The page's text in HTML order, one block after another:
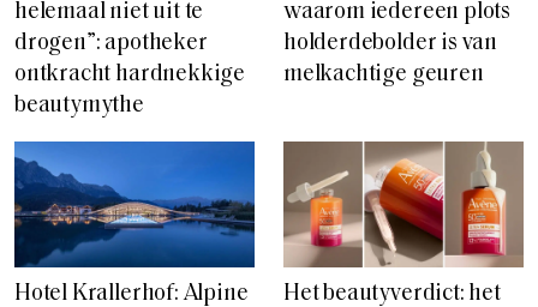
helemaal niet uit te
drogen”: apotheker
ontkracht hardnekkige
beautymythe
waarom iedereen plots
holderdebolder is van
melkachtige geuren
Hotel Krallerhof: Alpine
Het beautyverdict: het